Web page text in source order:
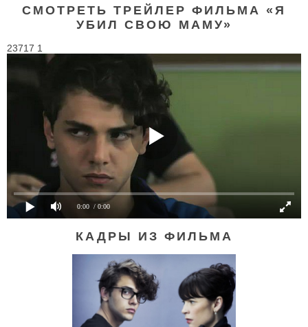
СМОТРЕТЬ ТРЕЙЛЕР ФИЛЬМА «Я
УБИЛ СВОЮ МАМУ»
23717 1
0:00 / 0:00
КАДРЫ ИЗ ФИЛЬМА